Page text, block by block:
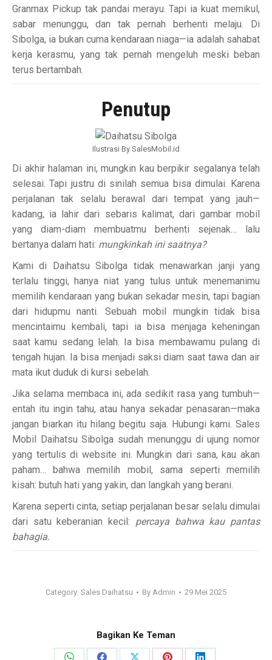
Granmax Pickup tak pandai merayu. Tapi ia kuat memikul,
sabar menunggu, dan tak pernah berhenti melaju. Di
Sibolga, ia bukan cuma kendaraan niaga—ia adalah sahabat
kerja kerasmu, yang tak pernah mengeluh meski beban
terus bertambah.
Penutup
Ilustrasi By SalesMobil.id
Di akhir halaman ini, mungkin kau berpikir segalanya telah
selesai. Tapi justru di sinilah semua bisa dimulai. Karena
perjalanan tak selalu berawal dari tempat yang jauh—
kadang, ia lahir dari sebaris kalimat, dari gambar mobil
yang diam-diam membuatmu berhenti sejenak… lalu
bertanya dalam hati: mungkinkah ini saatnya?
Kami di Daihatsu Sibolga tidak menawarkan janji yang
terlalu tinggi, hanya niat yang tulus untuk menemanimu
memilih kendaraan yang bukan sekadar mesin, tapi bagian
dari hidupmu nanti. Sebuah mobil mungkin tidak bisa
mencintaimu kembali, tapi ia bisa menjaga keheningan
saat kamu sedang lelah. Ia bisa membawamu pulang di
tengah hujan. Ia bisa menjadi saksi diam saat tawa dan air
mata ikut duduk di kursi sebelah.
Jika selama membaca ini, ada sedikit rasa yang tumbuh—
entah itu ingin tahu, atau hanya sekadar penasaran—maka
jangan biarkan itu hilang begitu saja. Hubungi kami. Sales
Mobil Daihatsu Sibolga sudah menunggu di ujung nomor
yang tertulis di website ini. Mungkin dari sana, kau akan
paham… bahwa memilih mobil, sama seperti memilih
kisah: butuh hati yang yakin, dan langkah yang berani.
Karena seperti cinta, setiap perjalanan besar selalu dimulai
dari satu keberanian kecil: percaya bahwa kau pantas
bahagia.
Category: Sales Daihatsu By Admin 29 Mei 2025
Bagikan Ke Teman